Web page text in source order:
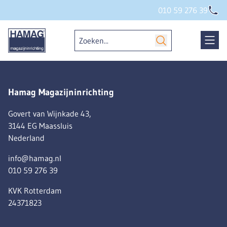
010 59 276 39
Hamag Magazijninrichting
Govert van Wijnkade 43,
3144 EG Maassluis
Nederland
info@hamag.nl
010 59 276 39
KVK Rotterdam
24371823